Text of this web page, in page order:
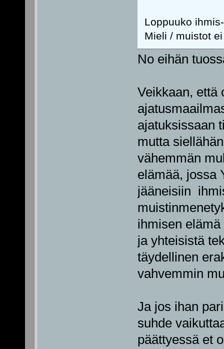
Loppuuko
Mieli / muistot
No eihän
Veikkaan, että
ajatuksissaan
mutta
vähemmän
elämää, jossa
jääneisiin
ihmisen
ja yhteisistä
täydellinen
vahvemmin
Ja jos ihan
suhde
päättyessä et